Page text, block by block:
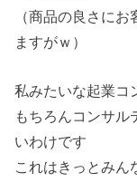
（商品の良さに
ますがｗ）
私みたいな起業コ
もちろんコンサル
いわけです
これはきっとみん